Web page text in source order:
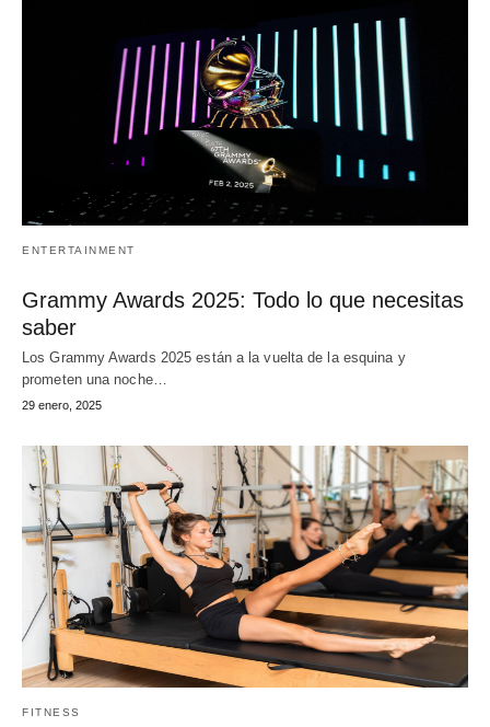
ENTERTAINMENT
Grammy Awards 2025: Todo lo que necesitas
saber
Los Grammy Awards 2025 están a la vuelta de la esquina y
prometen una noche…
29 enero, 2025
FITNESS